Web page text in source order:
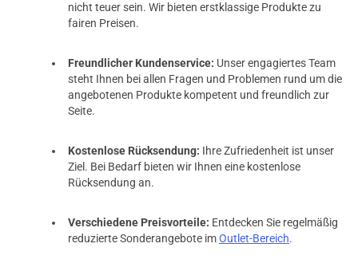
nicht teuer sein. Wir bieten erstklassige Produkte zu
fairen Preisen.
Freundlicher Kundenservice: Unser engagiertes Team
steht Ihnen bei allen Fragen und Problemen rund um die
angebotenen Produkte kompetent und freundlich zur
Seite.
Kostenlose Rücksendung: Ihre Zufriedenheit ist unser
Ziel. Bei Bedarf bieten wir Ihnen eine kostenlose
Rücksendung an.
Verschiedene Preisvorteile: Entdecken Sie regelmäßig
reduzierte Sonderangebote imOutlet-Bereich.